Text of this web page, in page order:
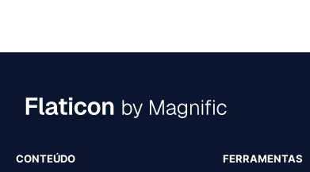
CONTEÚDO FERRAMENTAS